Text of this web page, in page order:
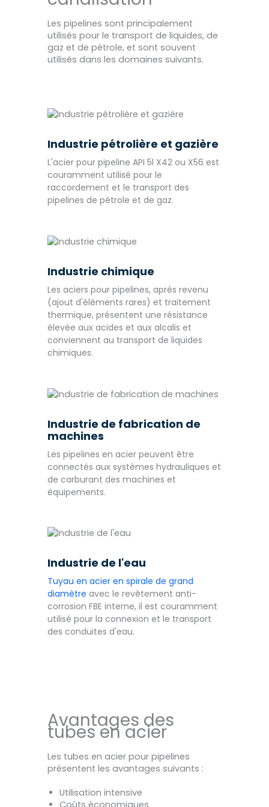
Les pipelines sont principalement
utilisés pour le transport de liquides, de
gaz et de pétrole, et sont souvent
utilisés dans les domaines suivants.
Industrie pétrolière et gazière
L'acier pour pipeline API 5l X42 ou X56 est
couramment utilisé pour le
raccordement et le transport des
pipelines de pétrole et de gaz.
Industrie chimique
Les aciers pour pipelines, après revenu
(ajout d'éléments rares) et traitement
thermique, présentent une résistance
élevée aux acides et aux alcalis et
conviennent au transport de liquides
chimiques.
Industrie de fabrication de
machines
Les pipelines en acier peuvent être
connectés aux systèmes hydrauliques et
de carburant des machines et
équipements.
Industrie de l'eau
Tuyau en acier en spirale de grand
diamètre avec le revêtement anti-
corrosion FBE interne, il est couramment
utilisé pour la connexion et le transport
des conduites d'eau.
Avantages des
tubes en acier
Les tubes en acier pour pipelines
présentent les avantages suivants :
Utilisation intensive